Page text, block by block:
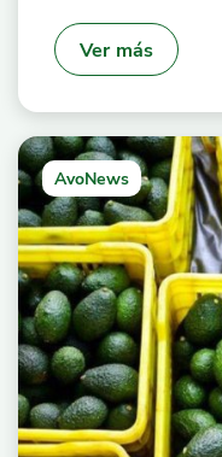
Ver más
AvoNews